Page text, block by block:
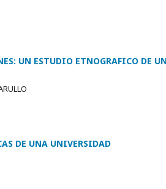
UN ESTUDIO ETNOGRAFICO DE
DE UNA UNIVERSIDAD